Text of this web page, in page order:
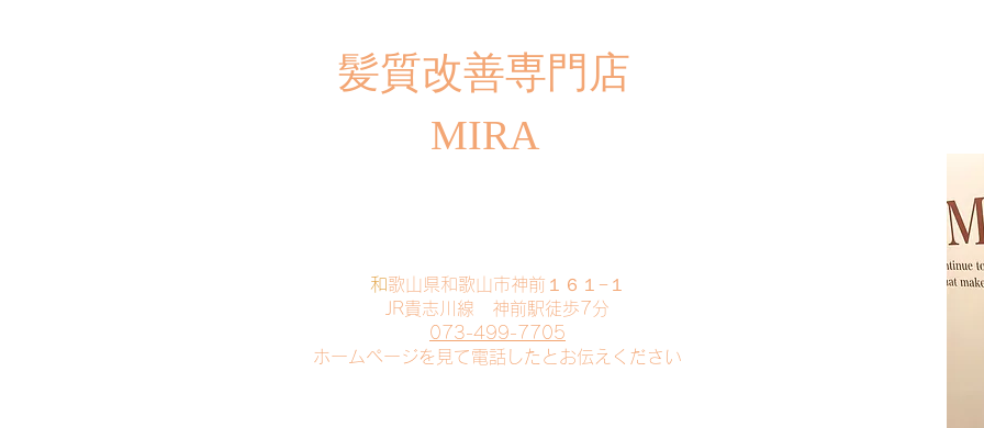
​髪質改善専門店
MIRA
​和歌山県和歌山市神前１６１−１
JR貴志川線 神前駅徒歩7分
073-499-7705
​ホームページを見て電話したとお伝えください